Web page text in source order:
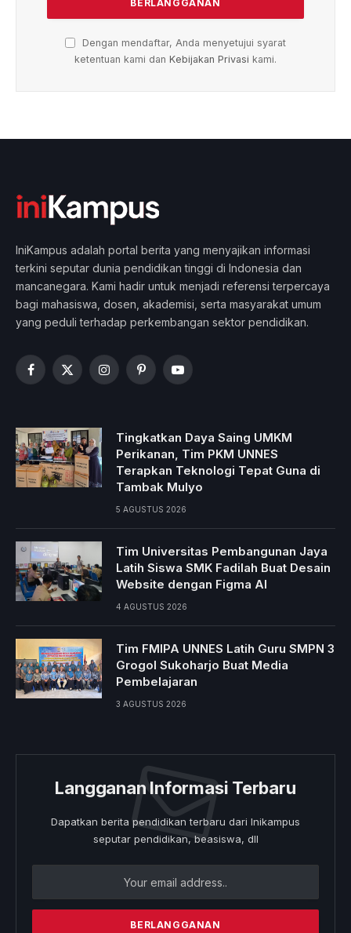
Dengan mendaftar, Anda menyetujui syarat
ketentuan kami dan Kebijakan Privasi kami.
IniKampus adalah portal berita yang menyajikan informasi
terkini seputar dunia pendidikan tinggi di Indonesia dan
mancanegara. Kami hadir untuk menjadi referensi terpercaya
bagi mahasiswa, dosen, akademisi, serta masyarakat umum
yang peduli terhadap perkembangan sektor pendidikan.
Facebook
X
InstagramPinterestYouTube
Tingkatkan Daya Saing UMKM
Perikanan, Tim PKM UNNES
Terapkan Teknologi Tepat Guna di
Tambak Mulyo
5 AGUSTUS 2026
Tim Universitas Pembangunan Jaya
Latih Siswa SMK Fadilah Buat Desain
Website dengan Figma AI
4 AGUSTUS 2026
Tim FMIPA UNNES Latih Guru SMPN 3
Grogol Sukoharjo Buat Media
Pembelajaran
3 AGUSTUS 2026
Langganan Informasi Terbaru
Dapatkan berita pendidikan terbaru dari Inikampus
seputar pendidikan, beasiswa, dll